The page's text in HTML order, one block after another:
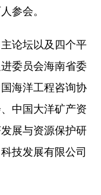
参会。
论坛以及四个平
委员会海南省委
海洋工程咨询协
中国大洋矿产资
展与资源保护研
技发展有限公司